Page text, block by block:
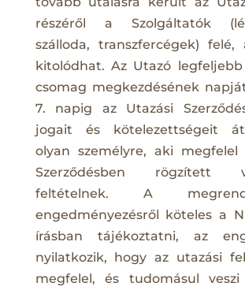
részéről a Szolgáltatók
szálloda, transzfercégek)
kitolódhat. Az Utazó
csomag megkezdésének
7. napig az Utazási
jogait és kötelezettségeit
olyan személyre, aki megfelel
Szerződésben rögzített
feltételnek. A
engedményezésről köteles a
írásban tájékoztatni, az
nyilatkozik, hogy az utazási
megfelel, és tudomásul